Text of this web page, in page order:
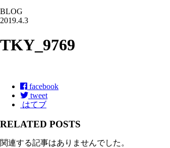
BLOG
2019.4.3
TKY_9769
facebook
tweet
はてブ
RELATED POSTS
関連する記事はありませんでした。